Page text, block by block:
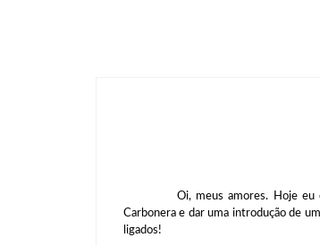
Oi, meus amores. Hoje eu estou
Carbonera e dar uma introdução de
ligados!